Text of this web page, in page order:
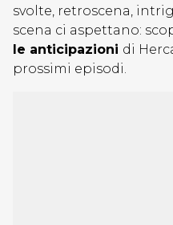
svolte, retroscena,
scena ci aspettano:
le anticipazioni di
prossimi episodi.